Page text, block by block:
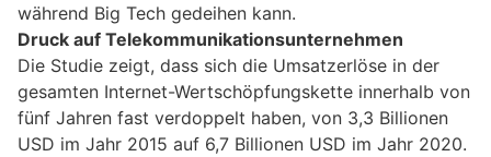
während Big Tech gedeihen kann.
Druck auf Telekommunikationsunternehmen
Die Studie zeigt, dass sich die Umsatzerlöse in der
gesamten Internet-Wertschöpfungskette innerhalb von
fünf Jahren fast verdoppelt haben, von 3,3 Billionen
USD im Jahr 2015 auf 6,7 Billionen USD im Jahr 2020.